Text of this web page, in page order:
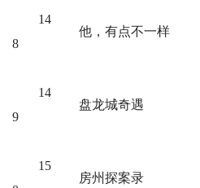
14
8
他，有点不一样
14
9
盘龙城奇遇
15
房州探案录